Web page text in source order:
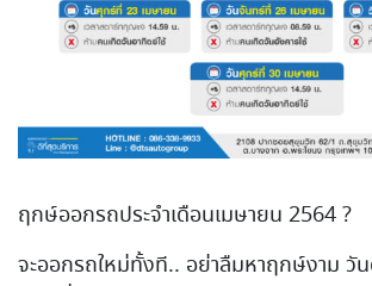
ฤกษ์ออกรถประจำเดือนเมษายน 2564 ?
จะออกรถใหม่ทั้งที.. อย่าลืมหาฤกษ์งาม วั